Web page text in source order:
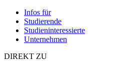
Infos für
Studierende
Studieninteressierte
Unternehmen
DIREKT ZU